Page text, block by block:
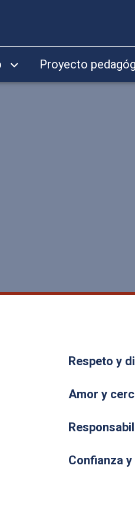
Proyecto
Respeto y
Amor y
Confianza